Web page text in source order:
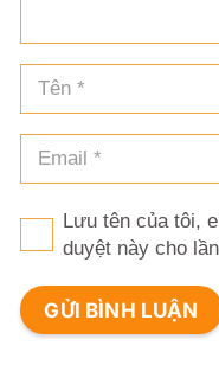
Lưu tên của tôi,
duyệt này cho
GỬI BÌNH LUẬN